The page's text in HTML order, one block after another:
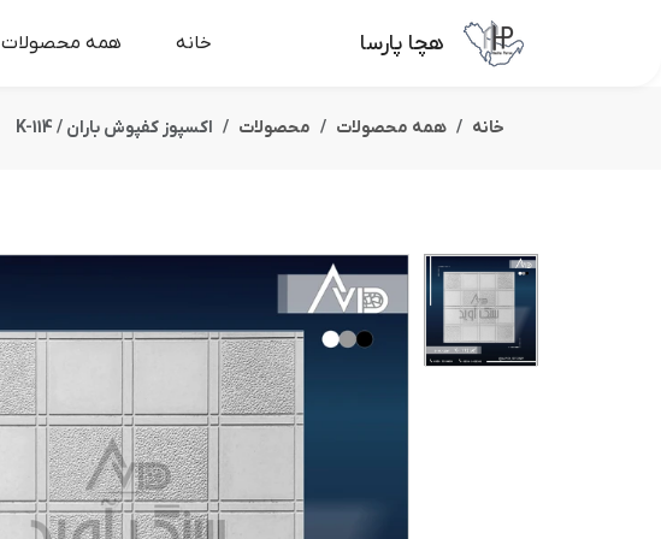
هچا پارسا خانه همه محصولات
خانه همه محصولات محصولات اکسپوز کفپوش باران / K-114